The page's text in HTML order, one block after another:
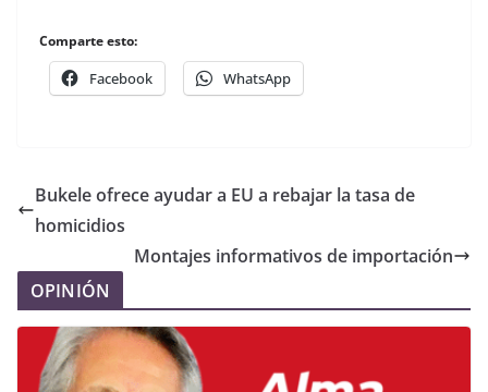
Comparte esto:
Facebook WhatsApp
Bukele ofrece ayudar a EU a rebajar la tasa de
homicidios
Montajes informativos de importación
OPINIÓN